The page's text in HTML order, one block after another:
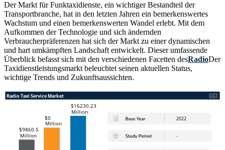
Der Markt für Funktaxidienste, ein wichtiger Bestandteil der
Transportbranche, hat in den letzten Jahren ein bemerkenswertes
Wachstum und einen bemerkenswerten Wandel erlebt. Mit dem
Aufkommen der Technologie und sich ändernden
Verbraucherpräferenzen hat sich der Markt zu einer dynamischen
und hart umkämpften Landschaft entwickelt. Dieser umfassende
Überblick befasst sich mit den verschiedenen Facetten desRadioDer
Taxidienstleistungsmarkt beleuchtet seinen aktuellen Status,
wichtige Trends und Zukunftsaussichten.